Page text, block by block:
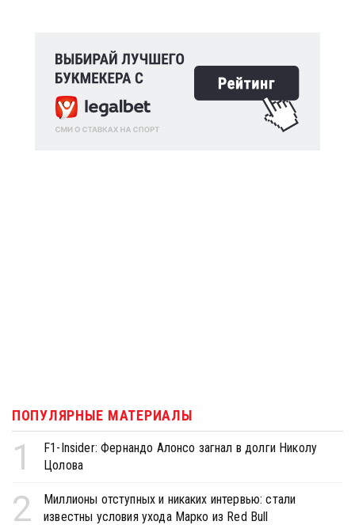
ПОПУЛЯРНЫЕ МАТЕРИАЛЫ
1
F1-Insider: Фернандо Алонсо загнал в долги Николу
Цолова
2
Миллионы отступных и никаких интервью: стали
известны условия ухода Марко из Red Bull